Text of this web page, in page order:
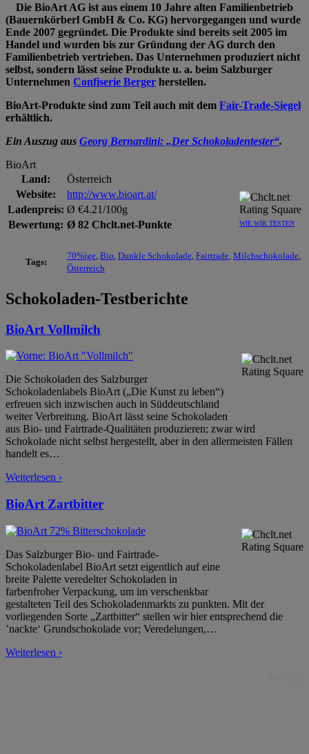
Die BioArt AG ist aus einem 10 Jahre alten Familienbetrieb
(Bauernkörberl GmbH & Co. KG) hervorgegangen und wurde
Ende 2007 gegründet. Die Produkte sind bereits seit 2005 im
Handel und wurden bis zur Gründung der AG durch den
Familienbetrieb vertrieben. Das Unternehmen produziert nicht
selbst, sondern lässt seine Produkte u. a. beim Salzburger
Unternehmen Confiserie Berger herstellen.
BioArt-Produkte sind zum Teil auch mit dem Fair-Trade-Siegel
erhältlich.
Ein Auszug aus Georg Bernardini: „Der Schokoladentester“.
BioArt
Land:
Österreich
WIE WIR TESTEN
Website:
http://www.bioart.at/
Ladenpreis: Ø €4.21/100g
Bewertung: Ø 82 Chclt.net-Punkte
Tags:
70%ige Bio Dunkle Schokolade Fairtrade Milchschokolade
Österreich
Schokoladen-Testberichte
BioArt Vollmilch
Die Schokoladen des Salzburger
Schokoladenlabels BioArt („Die Kunst zu leben“)
erfreuen sich inzwischen auch in Süddeutschland
weiter Verbreitung. BioArt lässt seine Schokoladen
aus Bio- und Fairtrade-Qualitäten produzieren; zwar wird
Schokolade nicht selbst hergestellt, aber in den allermeisten Fällen
handelt es…
Weiterlesen ›
BioArt Zartbitter
Das Salzburger Bio- und Fairtrade-
Schokoladenlabel BioArt setzt eigentlich auf eine
breite Palette veredelter Schokoladen in
farbenfroher Verpackung, um im verschenkbar
gestalteten Teil des Schokoladenmarkts zu punkten. Mit der
vorliegenden Sorte „Zartbitter“ stellen wir hier entsprechend die
’nackte‘ Grundschokolade vor; Veredelungen,…
Weiterlesen ›